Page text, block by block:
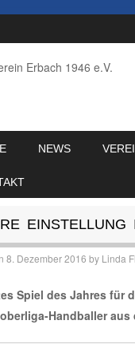
NEWS
EINSTELLUNG
8. Dezember 2016 by Linda
Spiel des Jahres für
Handballer aus